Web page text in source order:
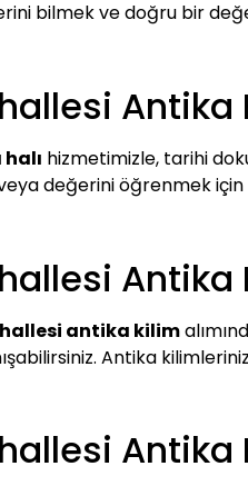
bilmek ve doğru bir
Antika
hizmetimizle, tarihi
değerini öğrenmek
Antika
antika kilim
Antika
Antika